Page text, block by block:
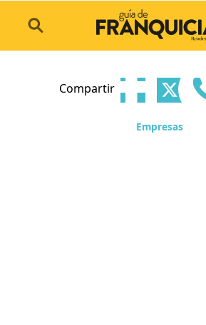
Compartir
Empresas